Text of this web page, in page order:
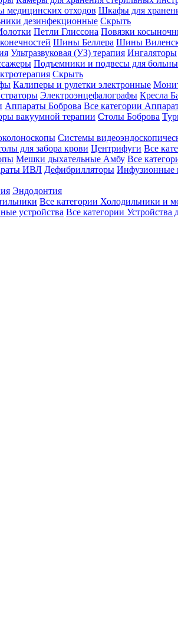
медицинских отходов Шкафы для
дезинфекционные Скрыть
Петли Глиссона Повязки
Шины Беллера Шины
Ультразвуковая (УЗ) терапия Ингаляторы
Подъемники и подвесы для
Скрыть
Калиперы и рулетки электронные
Электроэнцефалографы Кресла
Аппараты Боброва Все категории
вакуумной терапии Столы Боброва
Системы
для забора крови Центрифуги Все
Мешки дыхательные Амбу Все
ИВЛ Дефибрилляторы Инфузионные
Эндодонтия
Все категории Холодильники и
устройства Все категории Устройства